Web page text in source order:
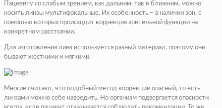
Пациенту со слабым зрением, как дальним, так и ближним, можно
носить линзы мультифокальные. Их особенность – в наличии зон, с
помощью которых происходит коррекция зрительной функции на
конкретном расстоянии.
Для изготовления линз используется разный материал, поэтому они
бывают жесткими и мягкими.
Многие считают, что подобный метод коррекции опасный, то есть
линзами можно себе навредить. Но организм подвергается опасности